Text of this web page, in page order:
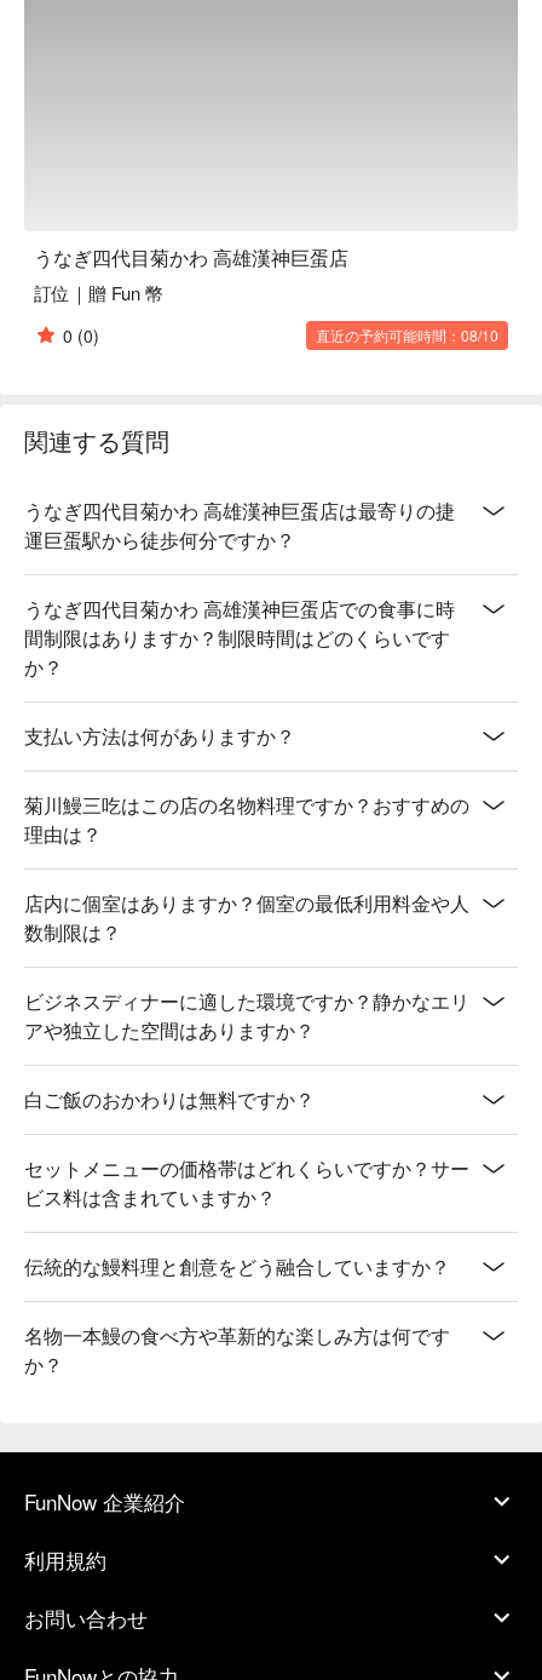
うなぎ四代目菊かわ 高雄漢神巨蛋店
訂位｜贈 Fun 幣
0 (0) 直近の予約可能時間：08/10
関連する質問
うなぎ四代目菊かわ 高雄漢神巨蛋店は最寄りの捷
運巨蛋駅から徒歩何分ですか？
うなぎ四代目菊かわ 高雄漢神巨蛋店での食事に時
間制限はありますか？制限時間はどのくらいです
か？
支払い方法は何がありますか？
菊川鰻三吃はこの店の名物料理ですか？おすすめの
理由は？
店内に個室はありますか？個室の最低利用料金や人
数制限は？
ビジネスディナーに適した環境ですか？静かなエリ
アや独立した空間はありますか？
白ご飯のおかわりは無料ですか？
セットメニューの価格帯はどれくらいですか？サー
ビス料は含まれていますか？
伝統的な鰻料理と創意をどう融合していますか？
名物一本鰻の食べ方や革新的な楽しみ方は何です
か？
FunNow 企業紹介
利用規約
お問い合わせ